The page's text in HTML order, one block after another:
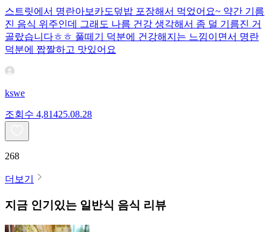
스트릿에서 명란아보카도덮밥 포장해서 먹었어요~ 약간 기름
진 음식 위주인데 그래도 나름 건강 생각해서 좀 덜 기름진 거
골랐습니다ㅎㅎ 풀떼기 덕분에 건강해지는 느낌이면서 명란
덕분에 짭짤하고 맛있어요
kswe
조회수 4,81425.08.28
268
더보기
지금 인기있는 일반식 음식 리뷰